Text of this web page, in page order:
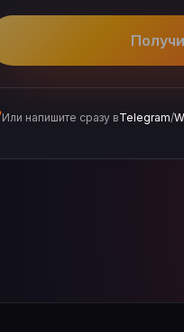
Или напишите сразу вTelegram/